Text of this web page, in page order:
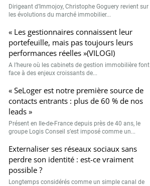
Dirigeant d’Immojoy, Christophe Goguery revient sur
les évolutions du marché immobilier...
« Les gestionnaires connaissent leur
portefeuille, mais pas toujours leurs
performances réelles »(VILOGI)
A l’heure où les cabinets de gestion immobilière font
face à des enjeux croissants de...
« SeLoger est notre première source de
contacts entrants : plus de 60 % de nos
leads »
Présent en Ile-de-France depuis près de 40 ans, le
groupe Logis Conseil s’est imposé comme un...
Externaliser ses réseaux sociaux sans
perdre son identité : est-ce vraiment
possible ?
Longtemps considérés comme un simple canal de